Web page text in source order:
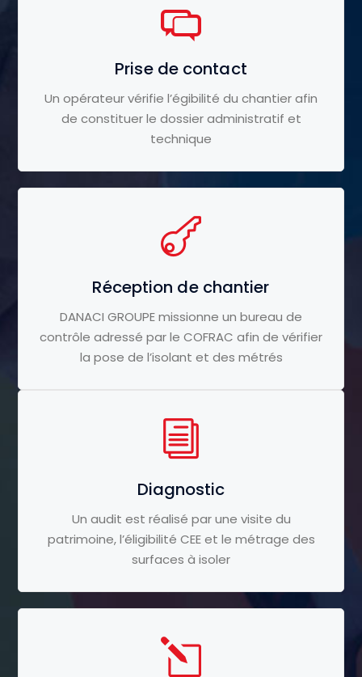
Prise de contact
Un opérateur vérifie l’égibilité du chantier afin
de constituer le dossier administratif et
technique
Réception de chantier
DANACI GROUPE missionne un bureau de
contrôle adressé par le COFRAC afin de vérifier
la pose de l’isolant et des métrés
Diagnostic
Un audit est réalisé par une visite du
patrimoine, l’éligibilité CEE et le métrage des
surfaces à isoler